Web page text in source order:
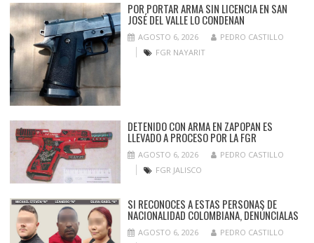
POR PORTAR ARMA SIN LICENCIA EN SAN
JOSÉ DEL VALLE LO CONDENAN
AGOSTO 6, 2026
PEDRO CASTILLO
FGR NAYARIT
DETENIDO CON ARMA EN ZAPOPAN ES
LLEVADO A PROCESO POR LA FGR
AGOSTO 6, 2026
PEDRO CASTILLO
FGR JALISCO
SI RECONOCES A ESTAS PERSONAS DE
NACIONALIDAD COLOMBIANA, DENÚNCIALAS
AGOSTO 6, 2026
PEDRO CASTILLO